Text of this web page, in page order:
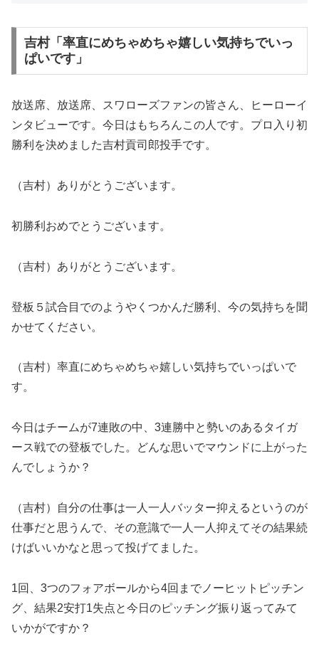
吉村「率直にめちゃめちゃ嬉しい気持ちでいっ
ぱいです」
放送席、放送席、スワローズファンの皆さん、ヒーローイ
ンタビューです。今日はもちろんこの人です。プロ入り初
勝利を決めました吉村貢司郎投手です。
（吉村）ありがとうございます。
初勝利おめでとうございます。
（吉村）ありがとうございます。
登板５試合目でのようやくつかんだ勝利、今の気持ちを聞
かせてください。
（吉村）率直にめちゃめちゃ嬉しい気持ちでいっぱいで
す。
今日はチームが7連敗の中、3連勝中と勢いのあるタイガ
ース戦での登板でした。どんな思いでマウンドに上がった
んでしょうか？
（吉村）自分の仕事は一人一人バッター抑えるというのが
仕事だと思うんで、その意識で一人一人抑えてその結果続
けばいいかなと思って投げてました。
1回、3つのフォアボールから4回までノーヒットピッチン
グ、結果2安打1失点と今日のピッチング振り返ってみて
いかがですか？